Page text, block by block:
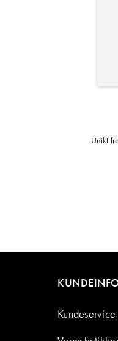
Unikt
Kundeservice